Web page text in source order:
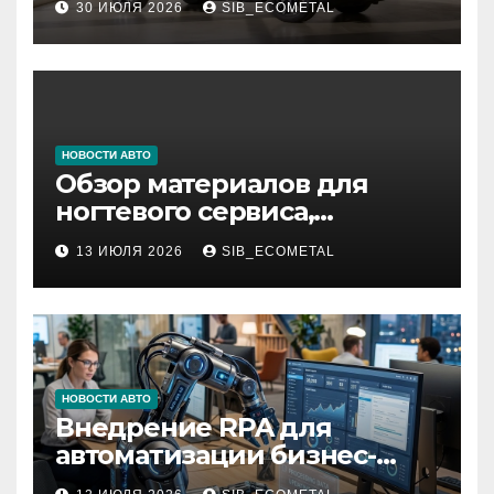
30 ИЮЛЯ 2026 SIB_ECOMETAL
НОВОСТИ АВТО
Обзор материалов для
ногтевого сервиса,
наращивания ресниц и
депиляции
13 ИЮЛЯ 2026 SIB_ECOMETAL
НОВОСТИ АВТО
Внедрение RPA для
автоматизации бизнес-
процессов